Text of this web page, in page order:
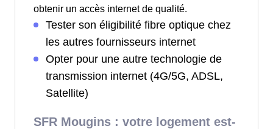
obtenir un accès internet de qualité.
Tester son éligibilité fibre optique chez
les autres fournisseurs internet
Opter pour une autre technologie de
transmission internet (4G/5G, ADSL,
Satellite)
SFR Mougins : votre logement est-